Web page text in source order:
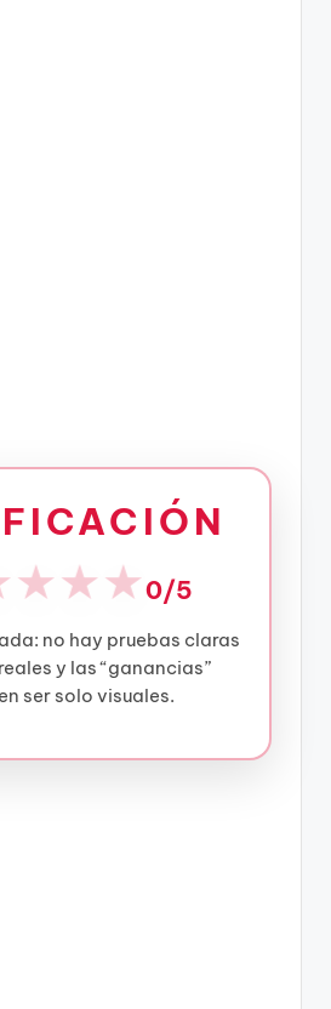
★★★0/5
no hay pruebas claras
y las “ganancias”
ser solo visuales.